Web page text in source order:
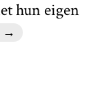
hun eigen